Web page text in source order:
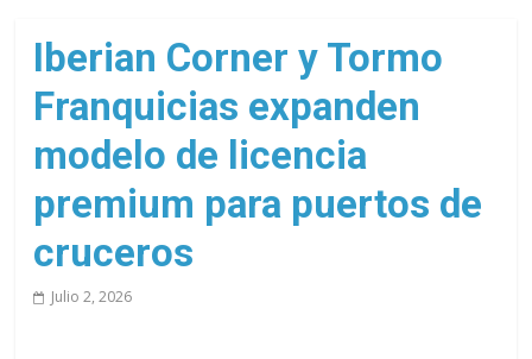
de
cruceros
en
un
solo
Iberian Corner y Tormo
Franquicias expanden
modelo de licencia
premium para puertos de
cruceros
Julio 2, 2026